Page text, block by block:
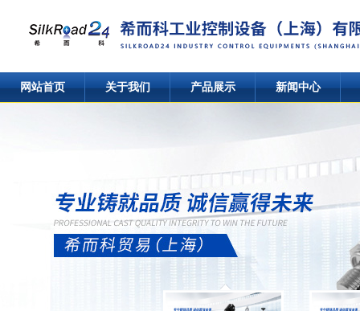
网站首页 关于我们 产品展示 新闻中心